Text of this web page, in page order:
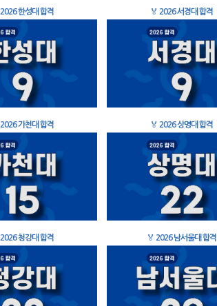
2026 한성대 합격 🏅 2026 서경대 합격
2026 가천대 합격 🏅 2026 상명대 합격
2026 청강대 합격 🏅 2026 남서울대 합격